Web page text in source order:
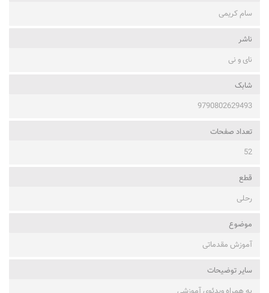
سام کریمی
ناشر
نای و نی
شابک
9790802629493
تعداد صفحات
52
قطع
رحلی
موضوع
آموزش مقدماتی
ساير توضيحات